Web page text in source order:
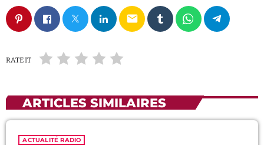
email
RATE IT
ARTICLES SIMILAIRES
ACTUALITÉ RADIO